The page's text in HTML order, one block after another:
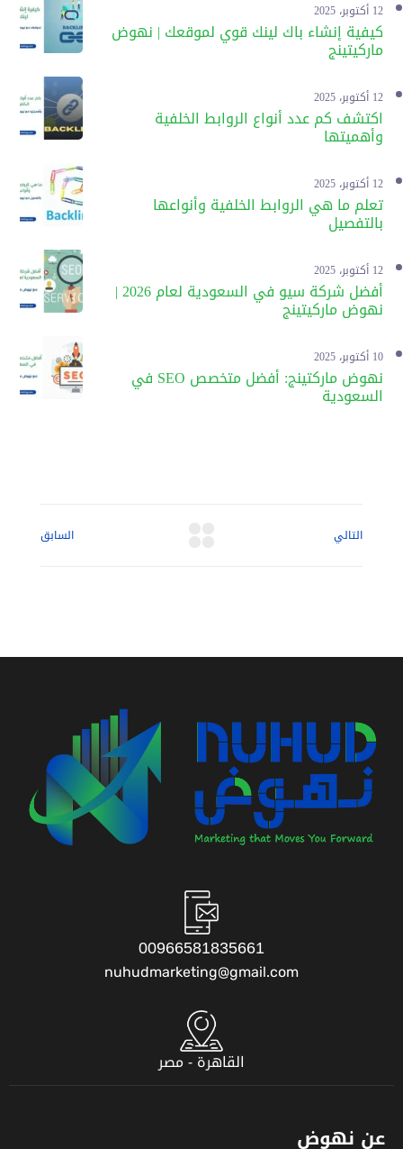
12 أكتوبر، 2025
كيفية إنشاء باك لينك قوي لموقعك | نهوض
ماركيتينج
12 أكتوبر، 2025
اكتشف كم عدد أنواع الروابط الخلفية
وأهميتها
12 أكتوبر، 2025
تعلم ما هي الروابط الخلفية وأنواعها
بالتفصيل
12 أكتوبر، 2025
أفضل شركة سيو في السعودية لعام 2026 |
نهوض ماركيتينج
10 أكتوبر، 2025
نهوض ماركتينج: أفضل متخصص SEO في
السعودية
السابق التالي
00966581835661
nuhudmarketing@gmail.com
القاهرة - مصر
عن نهوض